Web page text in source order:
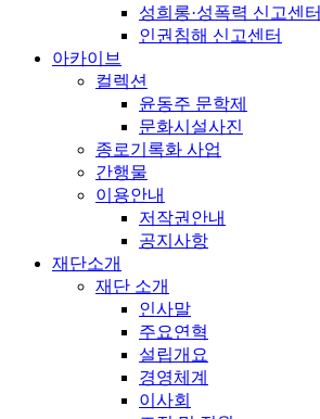
성희롱·성폭력 신고센터
인권침해 신고센터
아카이브
컬렉션
윤동주 문학제
문화시설사진
종로기록화 사업
간행물
이용안내
저작권안내
공지사항
재단소개
재단 소개
인사말
주요연혁
설립개요
경영체계
이사회